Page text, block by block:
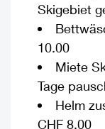
Skigebiet
10.00
Miete
Tage
Helm
CHF 8.00